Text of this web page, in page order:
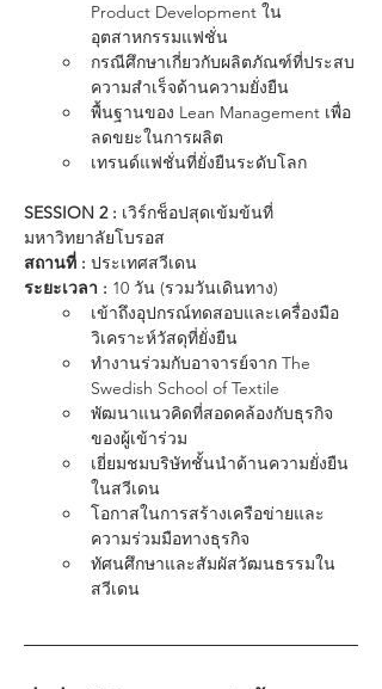
Product Development ใน
อุตสาหกรรมแฟชั่น
กรณีศึกษาเกี่ยวกับผลิตภัณฑ์ที่ประสบ
ความสำเร็จด้านความยั่งยืน
พื้นฐานของ Lean Management เพื่อ
ลดขยะในการผลิต
เทรนด์แฟชั่นที่ยั่งยืนระดับโลก
SESSION 2 : เวิร์กช็อปสุดเข้มข้นที่
มหาวิทยาลัยโบรอส
สถานที่ : ประเทศสวีเดน
ระยะเวลา : 10 วัน (รวมวันเดินทาง)
เข้าถึงอุปกรณ์ทดสอบและเครื่องมือ
วิเคราะห์วัสดุที่ยั่งยืน
ทำงานร่วมกับอาจารย์จาก The
Swedish School of Textile
พัฒนาแนวคิดที่สอดคล้องกับธุรกิจ
ของผู้เข้าร่วม
เยี่ยมชมบริษัทชั้นนำด้านความยั่งยืน
ในสวีเดน
โอกาสในการสร้างเครือข่ายและ
ความร่วมมือทางธุรกิจ
ทัศนศึกษาและสัมผัสวัฒนธรรมใน
สวีเดน